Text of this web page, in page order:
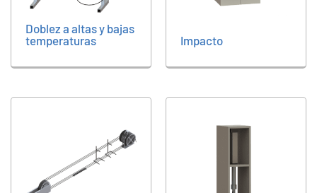
Doblez a altas y bajas
temperaturas
Impacto